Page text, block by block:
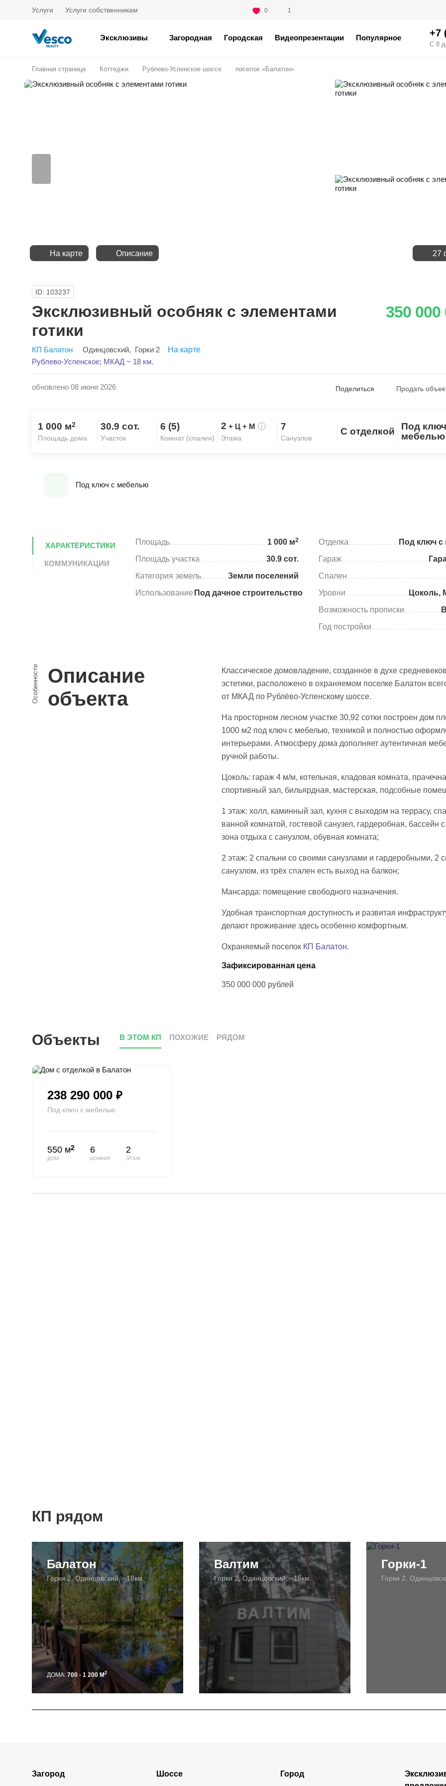
Услуги Услуги собственникам 0 1
Эксклюзивы Загородная Городская Видеопрезентации Популярное +7
С 8
Главная страница Коттеджи Рублево-Успенское шоссе поселок «Балатон»
На карте Описание 27
ID: 103237
Эксклюзивный особняк с элементами
готики
350 000
КП Балатон Одинцовский, Горки 2
На карте
Рублево-Успенское; МКАД ~ 18 км.
обновлено 08 июня 2026 Поделиться
Скопировать ссылку
Продать
1 000 м2
Площадь дома
30.9 сот.
Участок
6 (5)
Комнат (спален)
2 + Ц+ М ⓘ
Этажа
7
Санузлов
С отделкой
Под
мебелью
Под ключ с мебелью
ХАРАКТЕРИСТИКИ
КОММУНИКАЦИИ
Площадь 1 000 м2
Площадь участка
30.9 сот.
Категория земель
Земли поселений
Использование Под дачное строительство
Отделка
Под ключ
Гараж
Спален
Уровни
Цоколь,
Возможность прописки
Год постройки
Особенности Описание
объекта
Классическое домовладение, созданное в духе
эстетики, расположено в охраняемом поселке Балатон
от МКАД по Рублёво-Успенскому шоссе.
На просторном лесном участке 30,92 сотки построен дом
1000 м2 под ключ с мебелью, техникой и полностью
интерьерами. Атмосферу дома дополняет аутентичная
ручной работы.
Цоколь: гараж 4 м/м, котельная, кладовая комната,
спортивный зал, бильярдная, мастерская, подсобные
1 этаж: холл, каминный зал, кухня с выходом на террасу,
ванной комнатой, гостевой санузел, гардеробная, бассейн
зона отдыха с санузлом, обувная комната;
2 этаж: 2 спальни со своими санузлами и гардеробными, 2
санузлом, из трёх спален есть выход на балкон;
Мансарда: помещение свободного назначения.
Удобная транспортная доступность и развитая
делают проживание здесь особенно комфортным.
Охраняемый поселок КП Балатон.
Зафиксированная цена
350 000 000 рублей
Объекты В ЭТОМ КП ПОХОЖИЕ РЯДОМ
238 290 000 ₽
Под ключ с мебелью
550 м2
ДОМ
6
КОМНАТ
2
ЭТАЖ
КП рядом
Балатон
Горки 2, Одинцовский, ~18км.
ДОМА: 700 - 1 200 М 2
Валтим
Горки 2, Одинцовский, ~15км.
Горки-1
Горки 2,
Загород Шоссе Город